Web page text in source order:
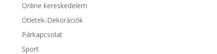
Online kereskedelem
Ötletek-Dekorációk
Párkapcsolat
Sport